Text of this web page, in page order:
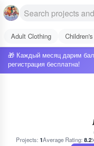
Adult Clothing
🎁 Каждый месяц дарим
регистрация бесплатна!
Projects: 1Average Rating: 8.2